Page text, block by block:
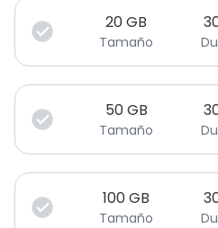
20GB
Tamaño
50GB
Tamaño
100GB
Tamaño